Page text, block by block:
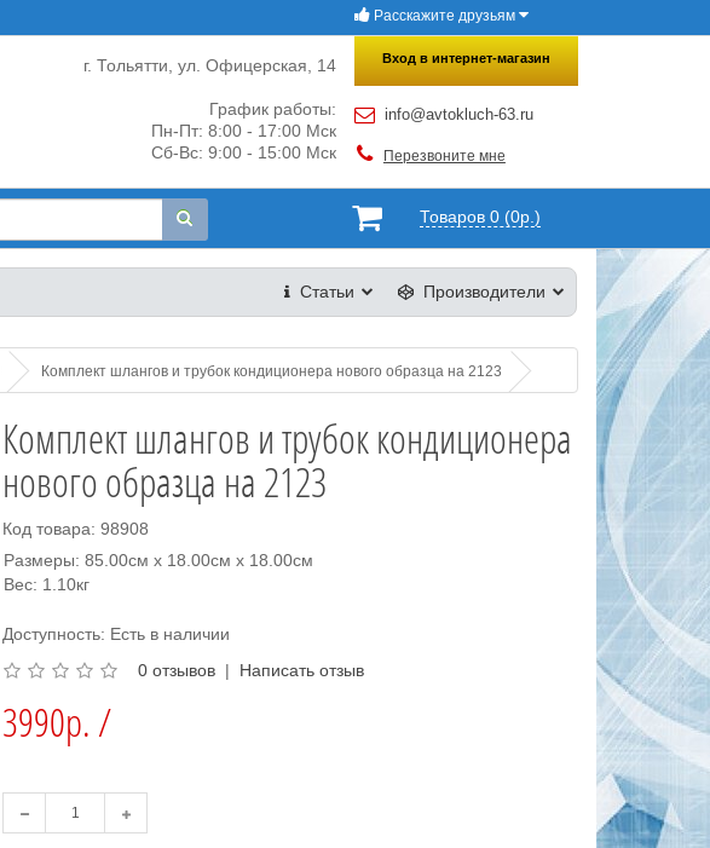
×
Расскажите друзьям
Вход в интернет-магазин
info@avtokluch-63.ru
Перезвоните мне
г. Тольятти, ул. Офицерская, 14
График работы:
Пн-Пт: 8:00 - 17:00 Мск
Сб-Вс: 9:00 - 15:00 Мск
Товаров 0 (0р.)
Производители
Статьи
Комплект шлангов и трубок кондиционера нового образца на 2123
Комплект шлангов и трубок кондиционера
нового образца на 2123
Код товара: 98908
Размеры: 85.00см x 18.00см x 18.00см
Вес: 1.10кг
Доступность: Есть в наличии
0 отзывов | Написать отзыв
3990р. /